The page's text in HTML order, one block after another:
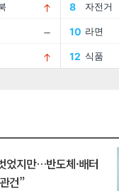
었지만…반도체·배터
건”